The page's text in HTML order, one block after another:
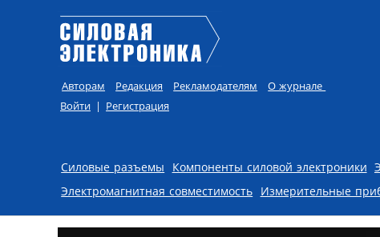
Авторам Редакция Рекламодателям
О журнале
Войти | Регистрация
Skip to content
Силовые разъемы Компоненты силовой электроники
Электромагнитная совместимость Измерительные